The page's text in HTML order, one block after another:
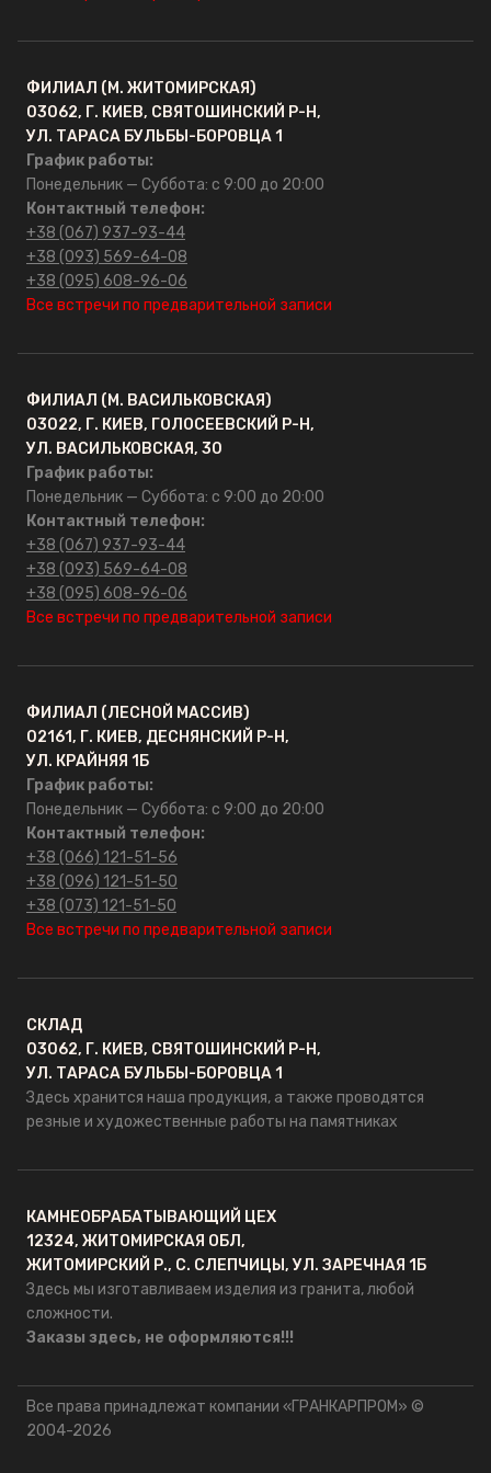
ФИЛИАЛ (М. ЖИТОМИРСКАЯ)
03062, Г. КИЕВ, СВЯТОШИНСКИЙ Р-Н,
УЛ. ТАРАСА БУЛЬБЫ-БОРОВЦА 1
График работы:
Понедельник — Суббота: с 9:00 до 20:00
Контактный телефон:
+38 (067) 937-93-44
+38 (093) 569-64-08
+38 (095) 608-96-06
Все встречи по предварительной записи
ФИЛИАЛ (М. ВАСИЛЬКОВСКАЯ)
03022, Г. КИЕВ, ГОЛОСЕЕВСКИЙ Р-Н,
УЛ. ВАСИЛЬКОВСКАЯ, 30
График работы:
Понедельник — Суббота: с 9:00 до 20:00
Контактный телефон:
+38 (067) 937-93-44
+38 (093) 569-64-08
+38 (095) 608-96-06
Все встречи по предварительной записи
ФИЛИАЛ (ЛЕСНОЙ МАССИВ)
02161, Г. КИЕВ, ДЕСНЯНСКИЙ Р-Н,
УЛ. КРАЙНЯЯ 1Б
График работы:
Понедельник — Суббота: с 9:00 до 20:00
Контактный телефон:
+38 (066) 121-51-56
+38 (096) 121-51-50
+38 (073) 121-51-50
Все встречи по предварительной записи
СКЛАД
03062, Г. КИЕВ, СВЯТОШИНСКИЙ Р-Н,
УЛ. ТАРАСА БУЛЬБЫ-БОРОВЦА 1
Здесь хранится наша продукция, а также проводятся
резные и художественные работы на памятниках
КАМНЕОБРАБАТЫВАЮЩИЙ ЦЕХ
12324, ЖИТОМИРСКАЯ ОБЛ,
ЖИТОМИРСКИЙ Р., С. СЛЕПЧИЦЫ, УЛ. ЗАРЕЧНАЯ 1Б
Здесь мы изготавливаем изделия из гранита, любой
сложности.
Заказы здесь, не оформляются!!!
Все права принадлежат компании «ГРАНКАРПРОМ» ©
2004-2026